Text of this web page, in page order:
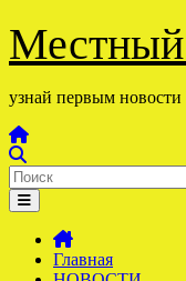
Перейти
содержимому
узнай первым
Главная